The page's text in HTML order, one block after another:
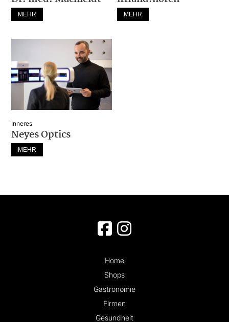
MEHR MEHR
Inneres
Neyes Optics
MEHR
Home
Shops
Gastronomie
Firmen
Gesundheit